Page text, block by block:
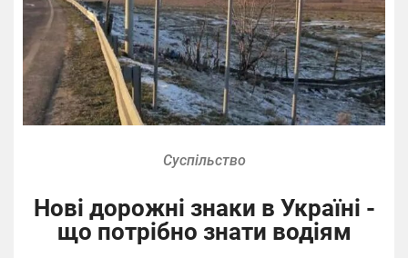
Суспільство
Нові дорожні знаки в Україні -
що потрібно знати водіям